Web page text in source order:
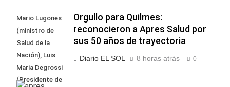
Mario Lugones
(ministro de
Salud de la
Nación), Luis
Maria Degrossi
(Presidente de
Orgullo para Quilmes:
reconocieron a Apres Salud por
sus 50 años de trayectoria
Diario EL SOL 8 horas atrás 0